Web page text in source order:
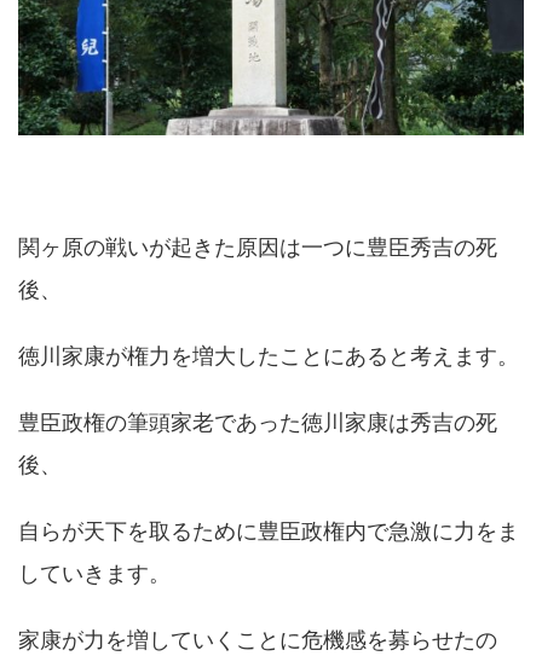
関ヶ原の戦いが起きた原因は一つに豊臣秀吉の死
後、
徳川家康が権力を増大したことにあると考えます。
豊臣政権の筆頭家老であった徳川家康は秀吉の死
後、
自らが天下を取るために豊臣政権内で急激に力をま
していきます。
家康が力を増していくことに危機感を募らせたの